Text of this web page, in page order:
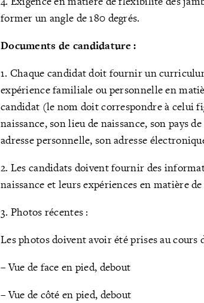
former un angle de 180 degrés.
Documents de candidature :
1. Chaque candidat doit fournir un
expérience familiale ou personnelle en
candidat (le nom doit correspondre à celui
naissance, son lieu de naissance, son pays
adresse personnelle, son adresse
2. Les candidats doivent fournir des
naissance et leurs expériences en matière
3. Photos récentes :
Les photos doivent avoir été prises au
– Vue de face en pied, debout
– Vue de côté en pied, debout